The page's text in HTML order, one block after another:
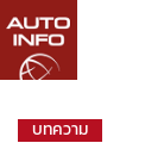
บทความ